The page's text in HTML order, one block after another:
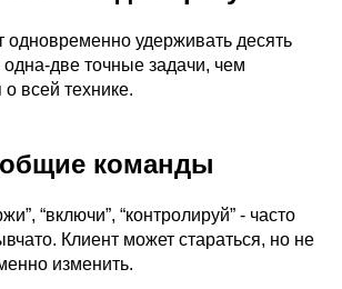
одновременно удерживать десять
две точные задачи, чем
всей технике.
команды
“включи”, “контролируй” - часто
Клиент может стараться, но не
изменить.